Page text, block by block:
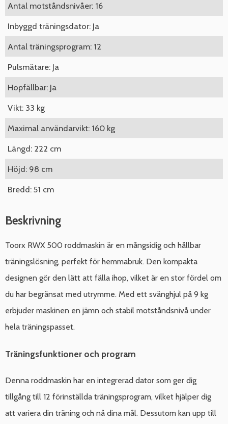
Antal motståndsnivåer: 16
Inbyggd träningsdator: Ja
Antal träningsprogram: 12
Pulsmätare: Ja
Hopfällbar: Ja
Vikt: 33 kg
Maximal användarvikt: 160 kg
Längd: 222 cm
Höjd: 98 cm
Bredd: 51 cm
Beskrivning
Toorx RWX 500 roddmaskin är en mångsidig och hållbar
träningslösning, perfekt för hemmabruk. Den kompakta
designen gör den lätt att fälla ihop, vilket är en stor fördel om
du har begränsat med utrymme. Med ett svänghjul på 9 kg
erbjuder maskinen en jämn och stabil motståndsnivå under
hela träningspasset.
Träningsfunktioner och program
Denna roddmaskin har en integrerad dator som ger dig
tillgång till 12 förinställda träningsprogram, vilket hjälper dig
att variera din träning och nå dina mål. Dessutom kan upp till